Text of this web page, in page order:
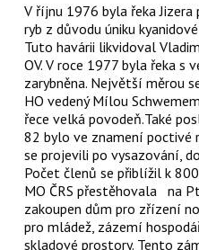
V říjnu 1976 byla řeka
ryb z důvodu úniku
Tuto havárii likvidoval
OV. V roce 1977 byla řeka s
zarybněna. Největší měrou
HO vedený Mílou
řece velká povodeň.Také
82 bylo ve znamení poctivé
se projevili po vysazování,
Počet členů se přiblížil k
MO ČRS přestěhovala na
zakoupen dům pro zřízení
pro mládež, zázemí
skladové prostory. Tento